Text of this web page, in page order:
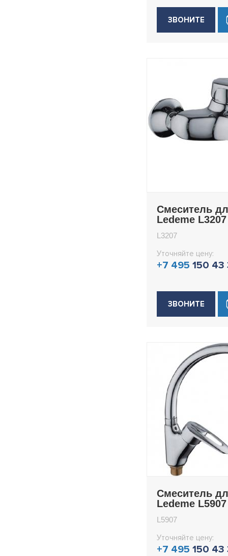
ЗВОНИТЕ
Смеситель
Ledeme L3207
L3207
Уточняйте цену:
+7 495 150 43
ЗВОНИТЕ
Смеситель
Ledeme L5907
L5907
Уточняйте цену:
+7 495 150 43